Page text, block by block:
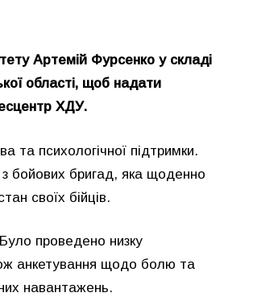
Артемій Фурсенко у складі
області, щоб надати
ХДУ.
та психологічної підтримки.
з бойових бригад, яка щоденно
своїх бійців.
проведено низку
анкетування щодо болю та
навантажень.